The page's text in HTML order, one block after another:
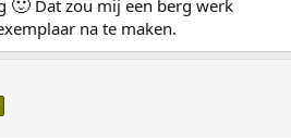
Dat zou mij een berg werk
na te maken.